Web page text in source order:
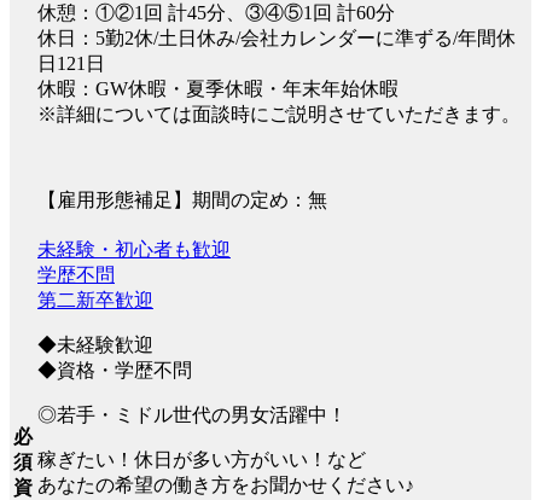
休憩：①②1回 計45分、③④⑤1回 計60分
休日：5勤2休/土日休み/会社カレンダーに準ずる/年間休
日121日
休暇：GW休暇・夏季休暇・年末年始休暇
※詳細については面談時にご説明させていただきます。
【雇用形態補足】期間の定め：無
必
須
資
未経験・初心者も歓迎
学歴不問
第二新卒歓迎
◆未経験歓迎
◆資格・学歴不問
◎若手・ミドル世代の男女活躍中！
稼ぎたい！休日が多い方がいい！など
あなたの希望の働き方をお聞かせください♪